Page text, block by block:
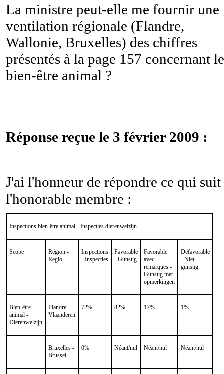
La ministre peut-elle me fournir une
ventilation régionale (Flandre,
Wallonie, Bruxelles) des chiffres
présentés à la page 157 concernant le
bien-être animal ?
Réponse reçue le 3 février 2009 :
J'ai l'honneur de répondre ce qui suit
l'honorable membre :
Inspections bien-être animal - Inspecties dierenwelzijn
Scope
Région -
Regio
Inspections
- Inspecties
Favorable
- Gunstig
Favorable
avec
remarques -
Gunstig met
opmerkingen
Défavorable
- Niet
gunstig
Bien-être
animal -
Dierenwelzijn
Flandre -
Vlaanderen
72% 82% 17% 1%
Bruxelles -
Brussel
0% Néant/nul Néant/nul Néant/nul